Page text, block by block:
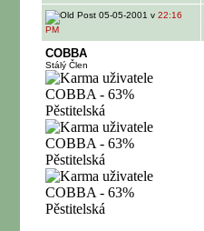
05-05-2001 v 22:16
PM
COBBA
Stálý Člen